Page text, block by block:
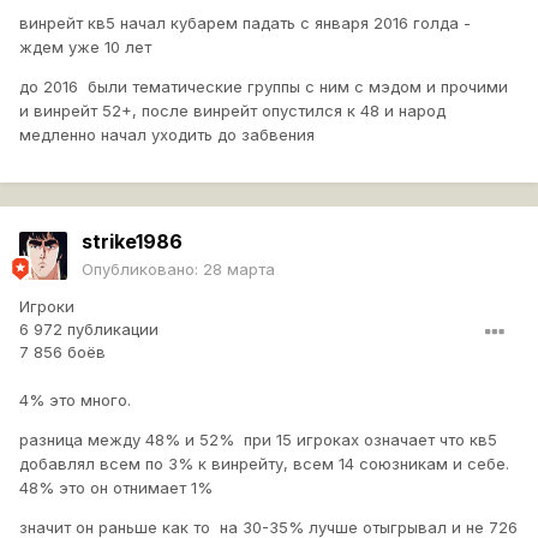
винрейт кв5 начал кубарем падать с января 2016 голда -
ждем уже 10 лет
до 2016 были тематические группы с ним с мэдом и прочими
и винрейт 52+, после винрейт опустился к 48 и народ
медленно начал уходить до забвения
strike1986
Опубликовано: 28 марта
Игроки
6 972 публикации
7 856 боёв
4% это много.
разница между 48% и 52% при 15 игроках означает что кв5
добавлял всем по 3% к винрейту, всем 14 союзникам и себе.
48% это он отнимает 1%
значит он раньше как то на 30-35% лучше отыгрывал и не 726